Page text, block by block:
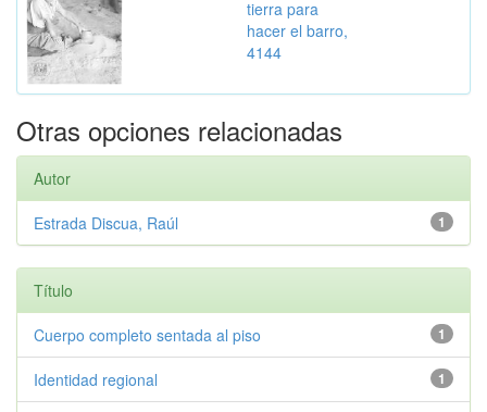
tierra para
hacer el barro,
4144
Otras opciones relacionadas
Autor
1
Estrada Discua, Raúl
Título
1
Cuerpo completo sentada al piso
1
Identidad regional